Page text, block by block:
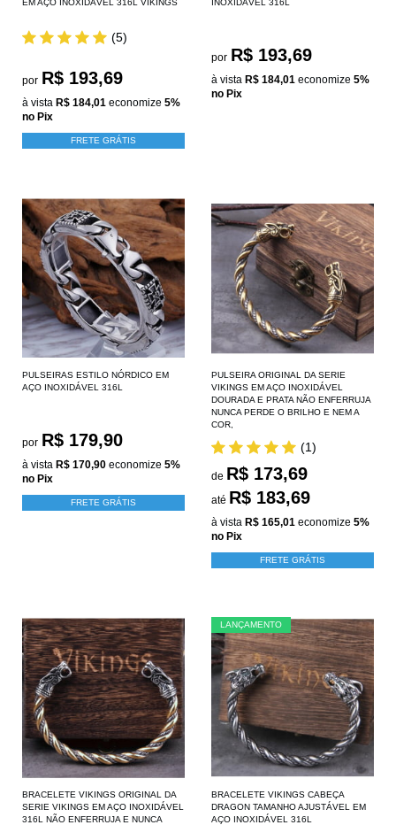
(5)
por R$ 193,69
à vista R$ 184,01 economize 5%
no Pix
FRETE GRÁTIS
por R$ 193,69
à vista R$ 184,01 economize 5%
no Pix
PULSEIRAS ESTILO NÓRDICO EM
AÇO INOXIDÁVEL 316L
por R$ 179,90
à vista R$ 170,90 economize 5%
no Pix
FRETE GRÁTIS
PULSEIRA ORIGINAL DA SERIE
VIKINGS EM AÇO INOXIDÁVEL
DOURADA E PRATA NÃO ENFERRUJA
NUNCA PERDE O BRILHO E NEM A
COR,
(1)
de R$ 173,69
até R$ 183,69
à vista R$ 165,01 economize 5%
no Pix
FRETE GRÁTIS
BRACELETE VIKINGS ORIGINAL DA
SERIE VIKINGS EM AÇO INOXIDÁVEL
316L NÃO ENFERRUJA E NUNCA
LANÇAMENTO
BRACELETE VIKINGS CABEÇA
DRAGON TAMANHO AJUSTÁVEL EM
AÇO INOXIDÁVEL 316L